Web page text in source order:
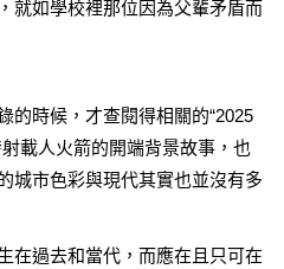
就如學校裡那位因為父輩矛盾而
的時候，才查閱得相關的“2025
載人火箭的開端背景故事，也
城市色彩與現代其實也並沒有多
在過去和當代，而應在且只可在